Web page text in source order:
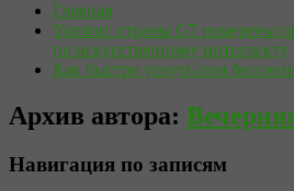
Главная
Yomiuri: страны G7 намерены
по искусственному интеллекту
Как быстро уснуть при
Архив автора:
Навигация по записям